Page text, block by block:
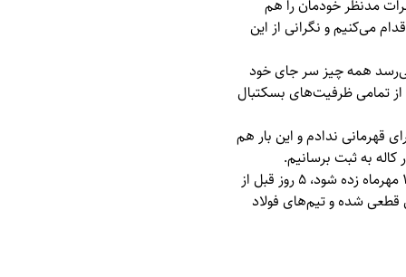
مدنظر خودمان را هم
می‌کنیم و نگرانی از این
همه چیز سر جای خود
از تمامی ظرفیت‌های بسکتبال
قهرمانی ندادم و این بار هم
به ثبت برسانیم.
گفتنی است بر اساس آخرین نشست هماهنگی لیگ برتر بسکتبال قرار شد استارت این مسابقات از روز ۱۲ مهرماه زده شود، ۵ روز قبل از
لحظه حضور ۸ تیم در لیگ برتر بسکتبال قطعی شده و تیم‌های فولاد